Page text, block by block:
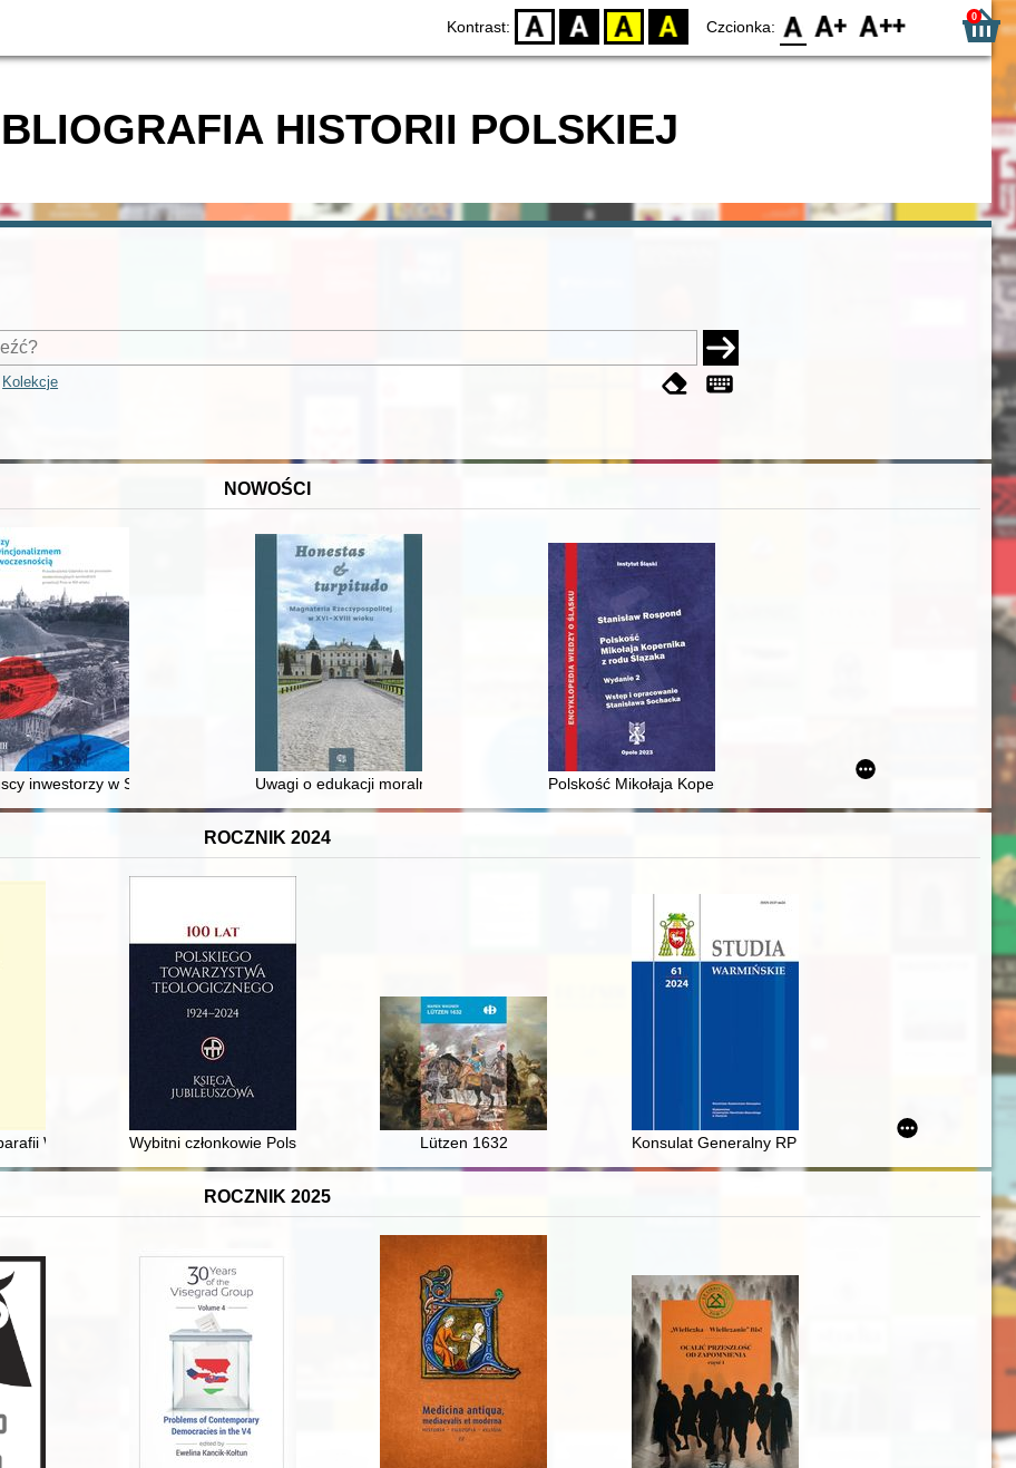
Kontrast: D BW YB BY Czcionka: F0 F1 F2 0
HISTORII POLSKIEJ
Kolekcje
NOWOŚCI
średniowiecza do dziś
inwestorzy w Sopocie : prestiż finansowy i towarzyski lokalnego mieszczaństwa w 2. poł. XIX w
Uwagi o edukacji moralnej synów szlacheckich w XVI-wiecznej Rzeczypospolitej
Polskość Mikołaja Kopernika z rodu Ślązaka
ROCZNIK 2024
XVII i XVIII wieku : Listy Wiary jako źródło do badania dziejów religijności kobiet = Woman's asceticism in German pietism at the turn of the
Wiżajny : (wybrane zagadnienia)
Wybitni członkowie Polskiego Towarzystwa Teologicznego : 100 biogramów na 100 lecie Polskiego Towarzystwa
Lützen 1632 Konsulat Generalny RP w Wilnie (1991-2008) -
ROCZNIK 2025